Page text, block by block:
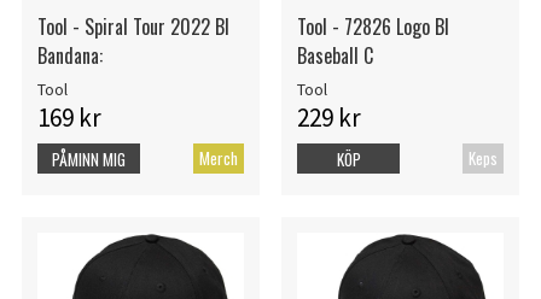
Tool - Spiral Tour 2022 Bl
Bandana:
Tool
169 kr
Merch
PÅMINN MIG
Tool - 72826 Logo Bl
Baseball C
Tool
229 kr
Keps
KÖP